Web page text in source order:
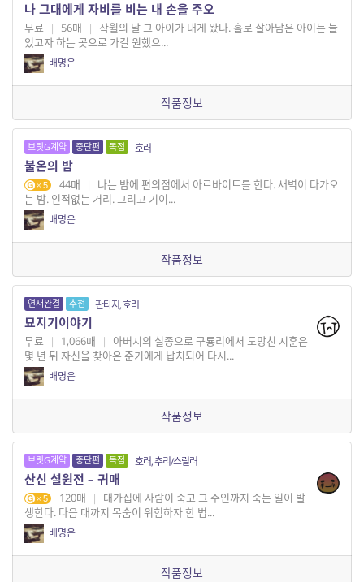
나 그대에게 자비를 비는 내 손을 주오
무료 | 56매 |
삭월의 날 그 아이가 내게 왔다. 홀로 살아남은 아이는 늘
있고자 하는 곳으로 가길 원했으...
배명은
작품정보
브릿G계약 중단편 독점 호러
불온의 밤
5 44매 |
나는 밤에 편의점에서 아르바이트를 한다. 새벽이 다가오
는 밤. 인적없는 거리. 그리고 기이...
배명은
작품정보
연재완결 추천 판타지, 호러
묘지기이야기
무료 | 1,066매 |
아버지의 실종으로 구룡리에서 도망친 지훈은
몇 년 뒤 자신을 찾아온 준기에게 납치되어 다시...
배명은
작품정보
브릿G계약 중단편 독점 호러, 추리/스릴러
산신 설원전 – 귀매
5 120매 |
대가집에 사람이 죽고 그 주인까지 죽는 일이 발
생한다. 다음 대까지 목숨이 위험하자 한 법...
배명은
작품정보